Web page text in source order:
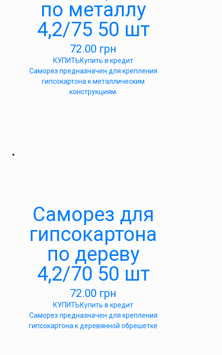
по металлу
4,2/75 50 шт
72.00 грн
КУПИТЬКупить в кредит
Саморез предназначен для крепления
гипсокартона к металлическим
конструкциям.
Саморез для
гипсокартона
по дереву
4,2/70 50 шт
72.00 грн
КУПИТЬКупить в кредит
Саморез предназначен для крепления
гипсокартона к деревянной обрешетке